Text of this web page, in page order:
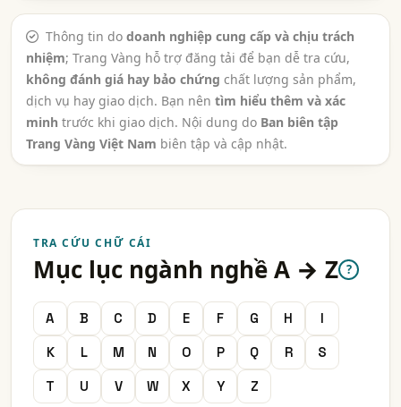
Thông tin do doanh nghiệp cung cấp và chịu trách
nhiệm; Trang Vàng hỗ trợ đăng tải để bạn dễ tra cứu,
không đánh giá hay bảo chứng chất lượng sản phẩm,
dịch vụ hay giao dịch. Bạn nên tìm hiểu thêm và xác
minh trước khi giao dịch. Nội dung do Ban biên tập
Trang Vàng Việt Nam biên tập và cập nhật.
TRA CỨU CHỮ CÁI
Mục lục ngành nghề A → Z ?
A B C D E F G H
I
K
L M N O P Q R
S
T
U V W X Y Z